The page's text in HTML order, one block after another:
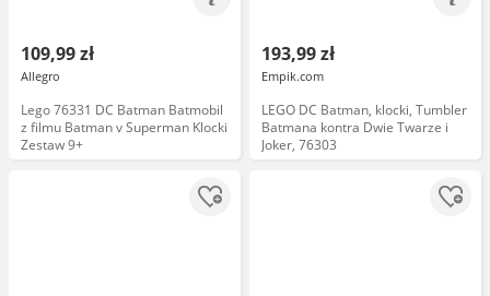
109,99 zł
Allegro
Lego 76331 DC Batman Batmobil
z filmu Batman v Superman Klocki
Zestaw 9+
193,99 zł
Empik.com
LEGO DC Batman, klocki, Tumbler
Batmana kontra Dwie Twarze i
Joker, 76303